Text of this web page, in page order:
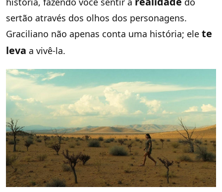
sertão através dos olhos dos personagens.
Graciliano não apenas conta uma história; ele te
leva a vivê-la.